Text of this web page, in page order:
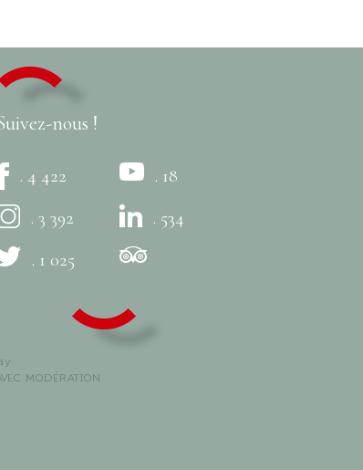
nous !
. 4 422
. 3 392
. 1 025
. 18
. 534
MODÉRATION